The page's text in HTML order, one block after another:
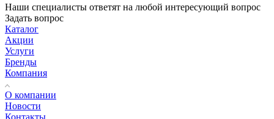
Наши специалисты ответят на любой интересующий вопрос
Задать вопрос
Каталог
Акции
Услуги
Бренды
Компания
О компании
Новости
Контакты